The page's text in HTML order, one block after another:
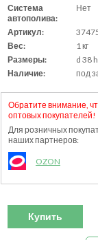
Система
автополива:
Нет
Артикул:
Вес:
1 кг
Размеры:
d 38
Наличие:
под
Обратите внимание,
оптовых покупателей!
Для розничных
наших партнеров:
OZON
Купить